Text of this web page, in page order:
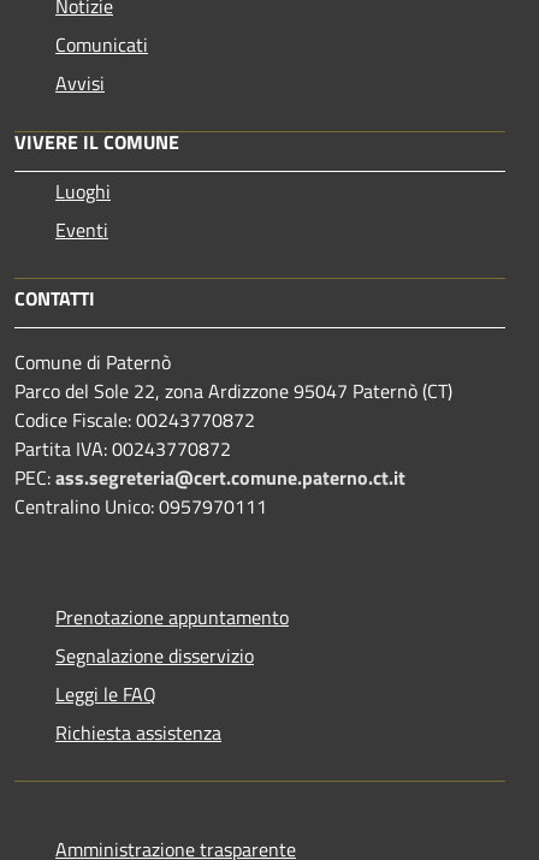
Notizie
Comunicati
Avvisi
VIVERE IL COMUNE
Luoghi
Eventi
CONTATTI
Comune di Paternò
Parco del Sole 22, zona Ardizzone 95047 Paternò (CT)
Codice Fiscale: 00243770872
Partita IVA: 00243770872
PEC:ass.segreteria@cert.comune.paterno.ct.it
Centralino Unico: 0957970111
Prenotazione appuntamento
Segnalazione disservizio
Leggi le FAQ
Richiesta assistenza
Amministrazione trasparente